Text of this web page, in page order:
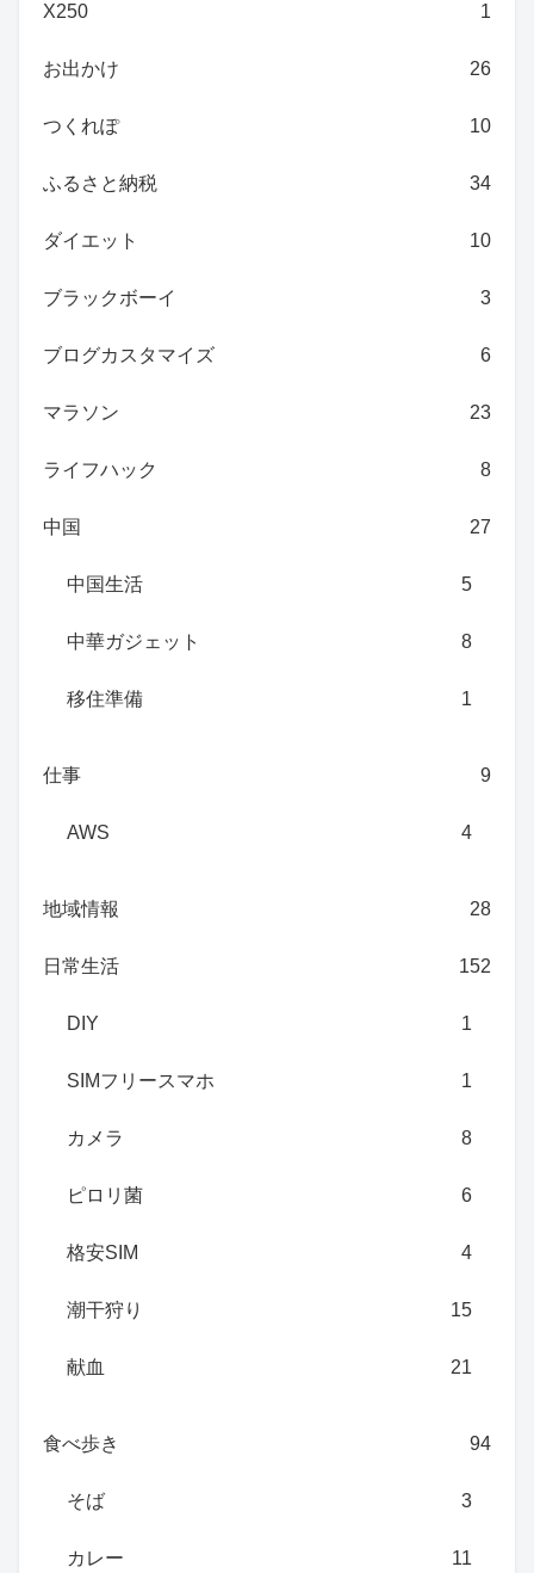
X250 1
お出かけ 26
つくれぽ 10
ふるさと納税 34
ダイエット 10
ブラックボーイ 3
ブログカスタマイズ 6
マラソン 23
ライフハック 8
中国 27
中国生活 5
中華ガジェット 8
移住準備 1
仕事 9
AWS 4
地域情報 28
日常生活 152
DIY 1
SIMフリースマホ 1
カメラ 8
ピロリ菌 6
格安SIM 4
潮干狩り 15
献血 21
食べ歩き 94
そば 3
カレー 11